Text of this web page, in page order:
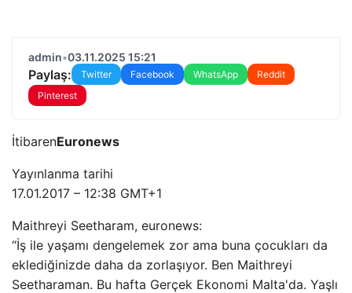
admin•03.11.2025 15:21
Paylaş: Twitter Facebook WhatsApp
Reddit
Pinterest
İtibarenEuronews
Yayınlanma tarihi
17.01.2017 – 12:38 GMT+1
Maithreyi Seetharam, euronews:
“İş ile yaşamı dengelemek zor ama buna çocukları da
eklediğinizde daha da zorlaşıyor. Ben Maithreyi
Seetharaman. Bu hafta Gerçek Ekonomi Malta'da. Yaşlı